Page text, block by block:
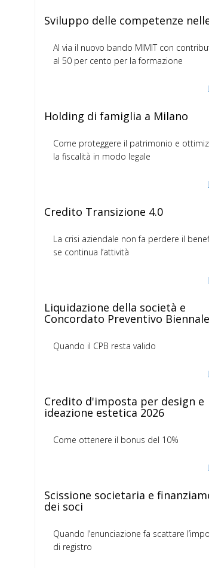
Sviluppo delle competenze
Al via il nuovo bando MIMIT con
al 50 per cento per la formazione
Holding di famiglia a Milano
Come proteggere il patrimonio e
la fiscalità in modo legale
Credito Transizione 4.0
La crisi aziendale non fa perdere il
se continua l’attività
Liquidazione della società e
Concordato Preventivo Biennale
Quando il CPB resta valido
Credito d'imposta per design e
ideazione estetica 2026
Come ottenere il bonus del 10%
Scissione societaria e
dei soci
Quando l’enunciazione fa scattare
di registro